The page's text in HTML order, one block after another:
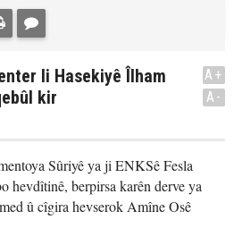
li Hasekiyê Îlham
kir
A+
A-
Sûriyê ya ji ENKSê Fesla
hevdîtinê, berpirsa karên derve ya
û cîgira hevserok Amîne Osê